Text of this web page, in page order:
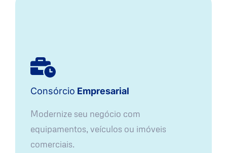
Consórcio Empresarial
Modernize seu negócio com
equipamentos, veículos ou imóveis
comerciais.